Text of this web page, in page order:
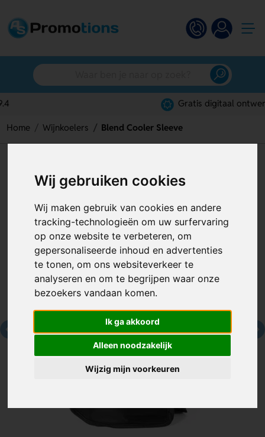
Wij gebruiken cookies
Wij maken gebruik van cookies en andere
tracking-technologieën om uw surfervaring
op onze website te verbeteren, om
gepersonaliseerde inhoud en advertenties
te tonen, om ons websiteverkeer te
analyseren en om te begrijpen waar onze
bezoekers vandaan komen.
Ik ga akkoord
Alleen noodzakelijk
Wijzig mijn voorkeuren
Gratis digitaal ontwerp
Home Wijnkoelers Blend Cooler Sleeve
Artikelnummer:129054